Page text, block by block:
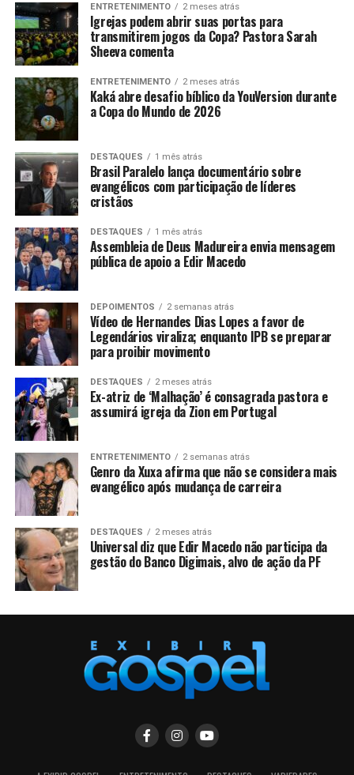
ENTRETENIMENTO 2 meses atrás
Igrejas podem abrir suas portas para
transmitirem jogos da Copa? Pastora Sarah
Sheeva comenta
ENTRETENIMENTO 2 meses atrás
Kaká abre desafio bíblico da YouVersion durante
a Copa do Mundo de 2026
DESTAQUES 1 mês atrás
Brasil Paralelo lança documentário sobre
evangélicos com participação de líderes
cristãos
DESTAQUES 1 mês atrás
Assembleia de Deus Madureira envia mensagem
pública de apoio a Edir Macedo
DEPOIMENTOS 2 semanas atrás
Vídeo de Hernandes Dias Lopes a favor de
Legendários viraliza; enquanto IPB se preparar
para proibir movimento
DESTAQUES 2 meses atrás
Ex-atriz de ‘Malhação’ é consagrada pastora e
assumirá igreja da Zion em Portugal
ENTRETENIMENTO 2 semanas atrás
Genro da Xuxa afirma que não se considera mais
evangélico após mudança de carreira
DESTAQUES 2 meses atrás
Universal diz que Edir Macedo não participa da
gestão do Banco Digimais, alvo de ação da PF